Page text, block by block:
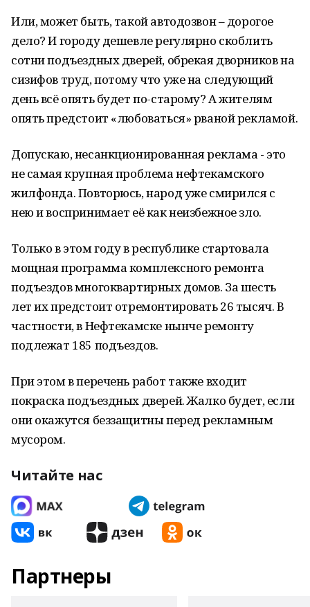
Или, может быть, такой автодозвон – дорогое
дело? И городу дешевле регулярно скоблить
сотни подъездных дверей, обрекая дворников на
сизифов труд, потому что уже на следующий
день всё опять будет по-старому? А жителям
опять предстоит «любоваться» рваной рекламой.
Допускаю, несанкционированная реклама - это
не самая крупная проблема нефтекамского
жилфонда. Повторюсь, народ уже смирился с
нею и воспринимает её как неизбежное зло.
Только в этом году в республике стартовала
мощная программа комплексного ремонта
подъездов многоквартирных домов. За шесть
лет их предстоит отремонтировать 26 тысяч. В
частности, в Нефтекамске нынче ремонту
подлежат 185 подъездов.
При этом в перечень работ также входит
покраска подъездных дверей. Жалко будет, если
они окажутся беззащитны перед рекламным
мусором.
Читайте нас
Партнеры